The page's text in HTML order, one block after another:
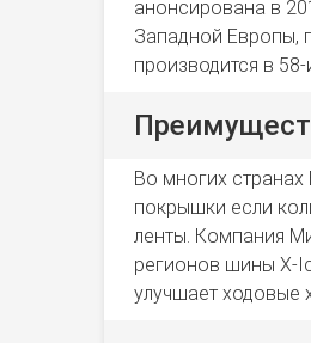
анонсирована в
Западной Европы,
производится в
Во многих
покрышки если
ленты. Компания
регионов шины X-
улучшает ходовые